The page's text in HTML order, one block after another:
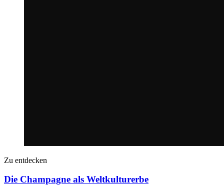
Zu entdecken
Die Champagne als Weltkulturerbe